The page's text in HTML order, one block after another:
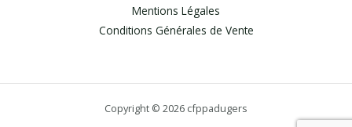
Mentions Légales
Conditions Générales de Vente
Copyright © 2026 cfppadugers